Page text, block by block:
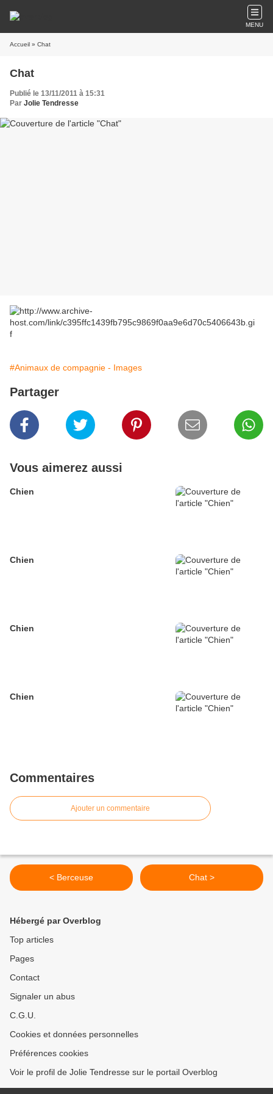
MENU
Accueil » Chat
Chat
Publié le 13/11/2011 à 15:31
Par Jolie Tendresse
#Animaux de compagnie - Images
Partager
Vous aimerez aussi
Chien
Chien
Chien
Chien
Commentaires
Ajouter un commentaire
< Berceuse Chat >
Hébergé par Overblog
Top articles
Pages
Contact
Signaler un abus
C.G.U.
Cookies et données personnelles
Préférences cookies
Voir le profil de Jolie Tendresse sur le portail Overblog